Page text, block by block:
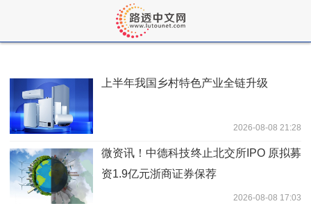
上半年我国乡村特色产业全链升级
2026-08-08 21:28
微资讯！中德科技终止北交所IPO 原拟募
资1.9亿元浙商证券保荐
2026-08-08 17:03